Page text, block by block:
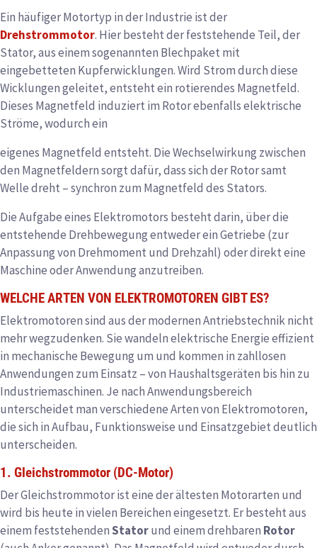
Ein häufiger Motortyp in der Industrie ist der
Drehstrommotor. Hier besteht der feststehende Teil, der
Stator, aus einem sogenannten Blechpaket mit
eingebetteten Kupferwicklungen. Wird Strom durch diese
Wicklungen geleitet, entsteht ein rotierendes Magnetfeld.
Dieses Magnetfeld induziert im Rotor ebenfalls elektrische
Ströme, wodurch ein
eigenes Magnetfeld entsteht. Die Wechselwirkung zwischen
den Magnetfeldern sorgt dafür, dass sich der Rotor samt
Welle dreht – synchron zum Magnetfeld des Stators.
Die Aufgabe eines Elektromotors besteht darin, über die
entstehende Drehbewegung entweder ein Getriebe (zur
Anpassung von Drehmoment und Drehzahl) oder direkt eine
Maschine oder Anwendung anzutreiben.
WELCHE ARTEN VON ELEKTROMOTOREN GIBT ES?
Elektromotoren sind aus der modernen Antriebstechnik nicht
mehr wegzudenken. Sie wandeln elektrische Energie effizient
in mechanische Bewegung um und kommen in zahllosen
Anwendungen zum Einsatz – von Haushaltsgeräten bis hin zu
Industriemaschinen. Je nach Anwendungsbereich
unterscheidet man verschiedene Arten von Elektromotoren,
die sich in Aufbau, Funktionsweise und Einsatzgebiet deutlich
unterscheiden.
1. Gleichstrommotor (DC-Motor)
Der Gleichstrommotor ist eine der ältesten Motorarten und
wird bis heute in vielen Bereichen eingesetzt. Er besteht aus
einem feststehendenStatorund einem drehbaren Rotor